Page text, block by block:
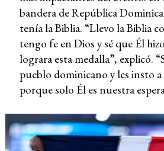
bandera de República
tenía la Biblia. “Llevo la Biblia
tengo fe en Dios y sé que Él
lograra esta medalla”, explicó.
pueblo dominicano y les insto
porque solo Él es nuestra